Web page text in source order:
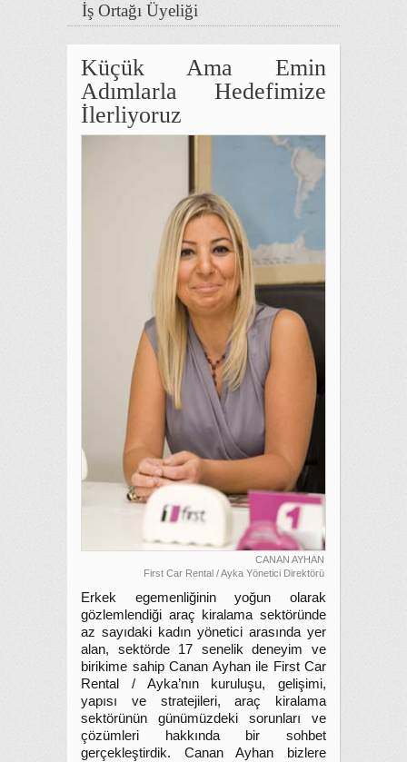
İş Ortağı Üyeliği
Küçük Ama Emin
Adımlarla Hedefimize
İlerliyoruz
CANAN AYHAN
First Car Rental / Ayka Yönetici Direktörü
Erkek egemenliğinin yoğun olarak
gözlemlendiği araç kiralama sektöründe
az sayıdaki kadın yönetici arasında yer
alan, sektörde 17 senelik deneyim ve
birikime sahip Canan Ayhan ile First Car
Rental / Ayka’nın kuruluşu, gelişimi,
yapısı ve stratejileri, araç kiralama
sektörünün günümüzdeki sorunları ve
çözümleri hakkında bir sohbet
gerçekleştirdik. Canan Ayhan bizlere